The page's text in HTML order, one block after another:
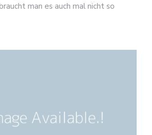
man es auch mal nicht so